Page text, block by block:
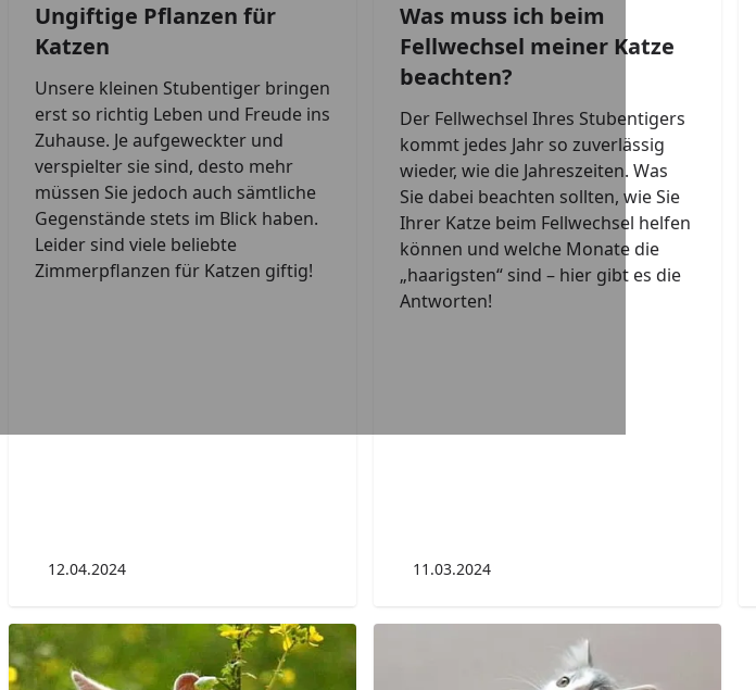
Ungiftige Pflanzen für
Katzen
Unsere kleinen Stubentiger bringen
erst so richtig Leben und Freude ins
Zuhause. Je aufgeweckter und
verspielter sie sind, desto mehr
müssen Sie jedoch auch sämtliche
Gegenstände stets im Blick haben.
Leider sind viele beliebte
Zimmerpflanzen für Katzen giftig!
12.04.2024
Was muss ich beim
Fellwechsel meiner Katze
beachten?
Der Fellwechsel Ihres Stubentigers
kommt jedes Jahr so zuverlässig
wieder, wie die Jahreszeiten. Was
Sie dabei beachten sollten, wie Sie
Ihrer Katze beim Fellwechsel helfen
können und welche Monate die
„haarigsten“ sind – hier gibt es die
Antworten!
11.03.2024